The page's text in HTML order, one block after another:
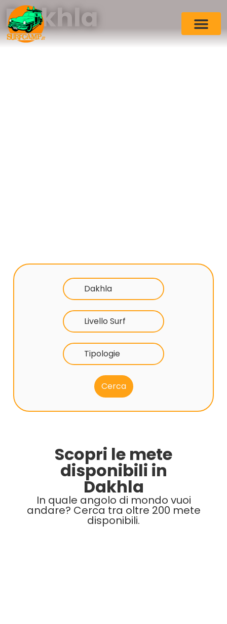
Dakhla
Dakhla
Livello Surf
Tipologie
Scopri le mete
disponibili in
Dakhla
In quale angolo di mondo vuoi
andare? Cerca tra oltre 200 mete
disponibili.